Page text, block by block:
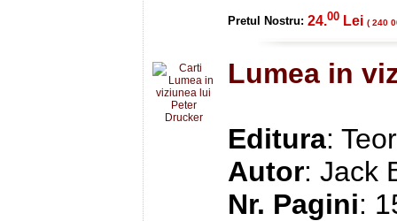
Pretul Nostru: 24.00 Lei ( 240
Lumea in
Editura:
Autor: Jack
Nr. Pagini: